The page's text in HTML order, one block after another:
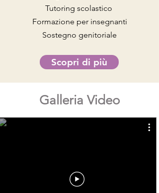
Tutoring scolastico
Formazione per insegnanti
Sostegno genitoriale
Scopri di più
Galleria Video